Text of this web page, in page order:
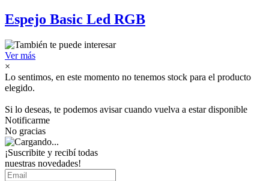
Espejo Basic Led RGB
Ver más
×
Lo sentimos, en este momento no tenemos stock para el producto
elegido.
Si lo deseas, te podemos avisar cuando vuelva a estar disponible
Notificarme
No gracias
¡Suscribite y recibí todas
nuestras novedades!